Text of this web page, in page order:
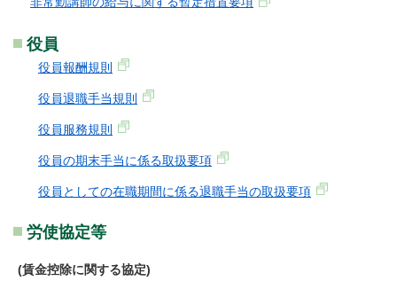
役員
役員報酬規則
役員退職手当規則
役員服務規則
役員の期末手当に係る取扱要項
役員としての在職期間に係る退職手当の取扱要項
労使協定等
(賃金控除に関する協定)